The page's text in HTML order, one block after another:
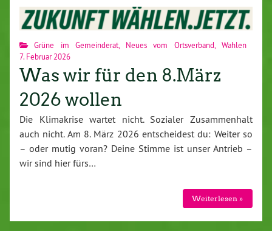
Grüne im Gemeinderat, Neues vom Ortsverband ,Wahlen
7. Februar 2026
Was wir für den 8.März
2026 wollen
Die Klimakrise wartet nicht. Sozialer Zusammenhalt
auch nicht. Am 8. März 2026 entscheidest du: Weiter so
– oder mutig voran? Deine Stimme ist unser Antrieb –
wir sind hier fürs…
Weiterlesen »